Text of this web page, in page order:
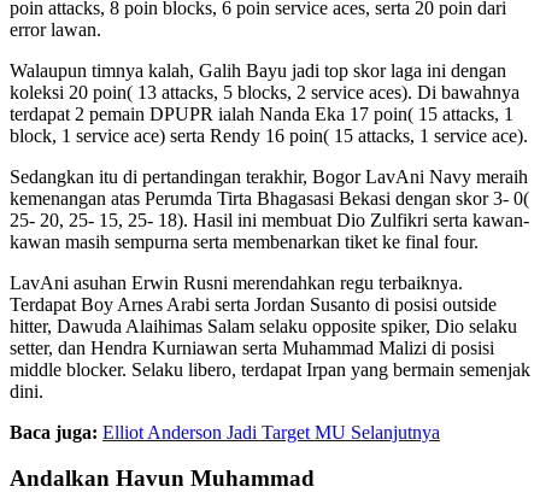
poin attacks, 8 poin blocks, 6 poin service aces, serta 20 poin dari
error lawan.
Walaupun timnya kalah, Galih Bayu jadi top skor laga ini dengan
koleksi 20 poin( 13 attacks, 5 blocks, 2 service aces). Di bawahnya
terdapat 2 pemain DPUPR ialah Nanda Eka 17 poin( 15 attacks, 1
block, 1 service ace) serta Rendy 16 poin( 15 attacks, 1 service ace).
Sedangkan itu di pertandingan terakhir, Bogor LavAni Navy meraih
kemenangan atas Perumda Tirta Bhagasasi Bekasi dengan skor 3- 0(
25- 20, 25- 15, 25- 18). Hasil ini membuat Dio Zulfikri serta kawan-
kawan masih sempurna serta membenarkan tiket ke final four.
LavAni asuhan Erwin Rusni merendahkan regu terbaiknya.
Terdapat Boy Arnes Arabi serta Jordan Susanto di posisi outside
hitter, Dawuda Alaihimas Salam selaku opposite spiker, Dio selaku
setter, dan Hendra Kurniawan serta Muhammad Malizi di posisi
middle blocker. Selaku libero, terdapat Irpan yang bermain semenjak
dini.
Baca juga: Elliot Anderson Jadi Target MU Selanjutnya
Andalkan Havun Muhammad